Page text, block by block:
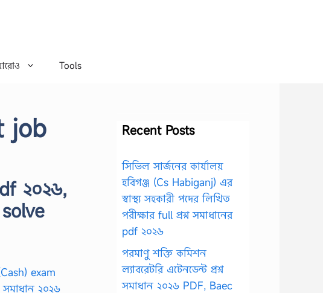
Tools
job
২০২৬,
Recent Posts
সিভিল সার্জনের কার্যালয়
হবিগঞ্জ (Cs Habiganj) এর
স্বাস্থ্য সহকারী পদের লিখিত
পরীক্ষার full প্রশ্ন সমাধানের
pdf ২০২৬
পরমাণু শক্তি কমিশন
ল্যাবরেটরি এটেনডেন্ট প্রশ্ন
সমাধান ২০২৬ PDF, Baec